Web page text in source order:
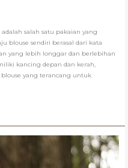
salah satu pakaian yang
blouse sendiri berasal dari kata
yang lebih longgar dan berlebihan
kancing depan dan kerah,
yang terancang untuk